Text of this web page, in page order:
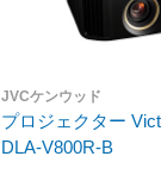
JVCケンウッド
プロジェクター
DLA-V800R-B